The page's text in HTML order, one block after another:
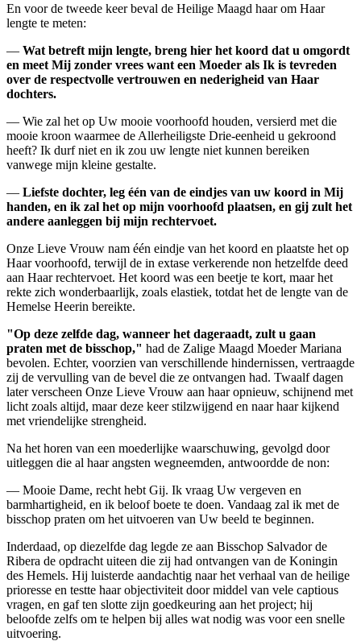
En voor de tweede keer beval de Heilige Maagd haar om Haar
lengte te meten:
— Wat betreft mijn lengte, breng hier het koord dat u omgordt
en meet Mij zonder vrees want een Moeder als Ik is tevreden
over de respectvolle vertrouwen en nederigheid van Haar
dochters.
— Wie zal het op Uw mooie voorhoofd houden, versierd met die
mooie kroon waarmee de Allerheiligste Drie-eenheid u gekroond
heeft? Ik durf niet en ik zou uw lengte niet kunnen bereiken
vanwege mijn kleine gestalte.
— Liefste dochter, leg één van de eindjes van uw koord in Mij
handen, en ik zal het op mijn voorhoofd plaatsen, en gij zult het
andere aanleggen bij mijn rechtervoet.
Onze Lieve Vrouw nam één eindje van het koord en plaatste het op
Haar voorhoofd, terwijl de in extase verkerende non hetzelfde deed
aan Haar rechtervoet. Het koord was een beetje te kort, maar het
rekte zich wonderbaarlijk, zoals elastiek, totdat het de lengte van de
Hemelse Heerin bereikte.
"Op deze zelfde dag, wanneer het dageraadt, zult u gaan
praten met de bisschop," had de Zalige Maagd Moeder Mariana
bevolen. Echter, voorzien van verschillende hindernissen, vertraagde
zij de vervulling van de bevel die ze ontvangen had. Twaalf dagen
later verscheen Onze Lieve Vrouw aan haar opnieuw, schijnend met
licht zoals altijd, maar deze keer stilzwijgend en naar haar kijkend
met vriendelijke strengheid.
Na het horen van een moederlijke waarschuwing, gevolgd door
uitleggen die al haar angsten wegneemden, antwoordde de non:
— Mooie Dame, recht hebt Gij. Ik vraag Uw vergeven en
barmhartigheid, en ik beloof boete te doen. Vandaag zal ik met de
bisschop praten om het uitvoeren van Uw beeld te beginnen.
Inderdaad, op diezelfde dag legde ze aan Bisschop Salvador de
Ribera de opdracht uiteen die zij had ontvangen van de Koningin
des Hemels. Hij luisterde aandachtig naar het verhaal van de heilige
prioresse en testte haar objectiviteit door middel van vele captious
vragen, en gaf ten slotte zijn goedkeuring aan het project; hij
beloofde zelfs om te helpen bij alles wat nodig was voor een snelle
uitvoering.